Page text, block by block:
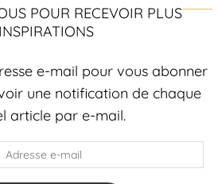
POUR RECEVOIR PLUS
e-mail pour vous abonner
une notification de chaque
article par e-mail.